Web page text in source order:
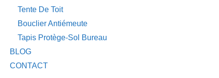
Tente De Toit
Bouclier Antiémeute
Tapis Protège-Sol Bureau
BLOG
CONTACT